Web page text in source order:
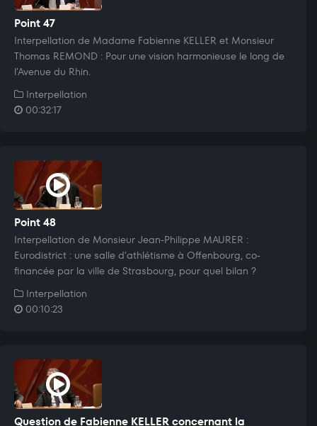
Point 47
Interpellation de Madame Fabienne KELLER et Monsieur
Thomas REMOND : Pour une vision harmonieuse le long de
l’Avenue du Rhin.
Interpellation
00:32:17
Point 48
Interpellation de Monsieur Jean-Philippe MAURER :
Eurodistrict : une salle d’athlétisme à Offenbourg, co-
financée par la ville de Strasbourg, pour quel bilan ?
Interpellation
00:10:23
Question de Fabienne KELLER concernant la